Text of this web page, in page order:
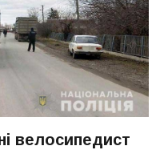
велосипедист